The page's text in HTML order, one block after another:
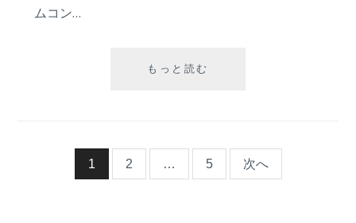
ムコン…
もっと読む
ベ
1 2 … 5 次へ